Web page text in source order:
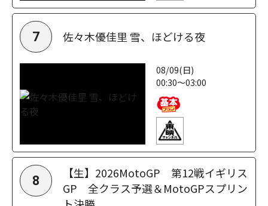
7 佐々木優佳里 雪、ほどける夜
08/09(日)
00:30～03:00
8
【生】2026MotoGP 第12戦イギリス
GP 全クラス予選＆MotoGPスプリン